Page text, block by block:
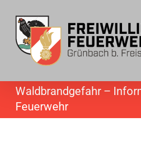
content
Waldbrandgefahr –
Feuerwehr